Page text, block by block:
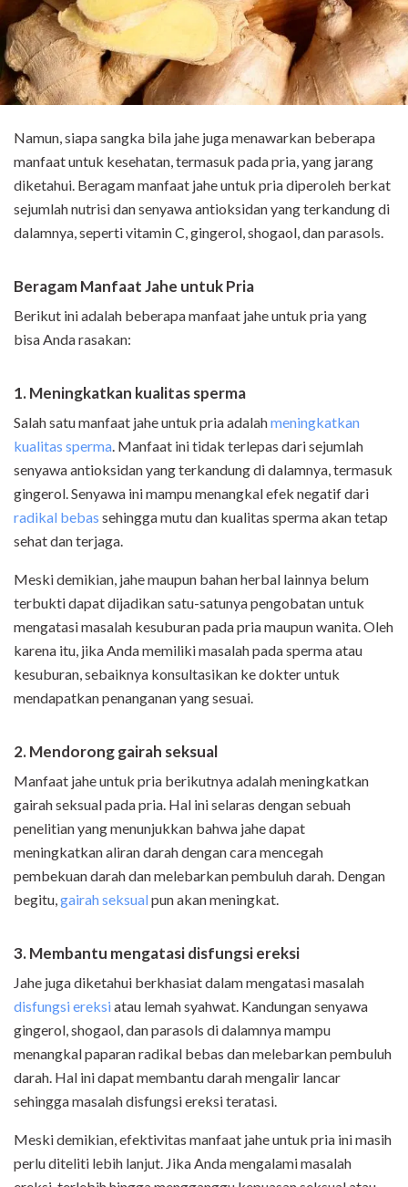
Namun, siapa sangka bila jahe juga menawarkan beberapa
manfaat untuk kesehatan, termasuk pada pria, yang jarang
diketahui. Beragam manfaat jahe untuk pria diperoleh berkat
sejumlah nutrisi dan senyawa antioksidan yang terkandung di
dalamnya, seperti vitamin C, gingerol, shogaol, dan parasols.
Beragam Manfaat Jahe untuk Pria
Berikut ini adalah beberapa manfaat jahe untuk pria yang
bisa Anda rasakan:
1. Meningkatkan kualitas sperma
Salah satu manfaat jahe untuk pria adalahmeningkatkan
kualitas sperma . Manfaat ini tidak terlepas dari sejumlah
senyawa antioksidan yang terkandung di dalamnya, termasuk
gingerol. Senyawa ini mampu menangkal efek negatif dari
radikal bebas sehingga mutu dan kualitas sperma akan tetap
sehat dan terjaga.
Meski demikian, jahe maupun bahan herbal lainnya belum
terbukti dapat dijadikan satu-satunya pengobatan untuk
mengatasi masalah kesuburan pada pria maupun wanita. Oleh
karena itu, jika Anda memiliki masalah pada sperma atau
kesuburan, sebaiknya konsultasikan ke dokter untuk
mendapatkan penanganan yang sesuai.
2. Mendorong gairah seksual
Manfaat jahe untuk pria berikutnya adalah meningkatkan
gairah seksual pada pria. Hal ini selaras dengan sebuah
penelitian yang menunjukkan bahwa jahe dapat
meningkatkan aliran darah dengan cara mencegah
pembekuan darah dan melebarkan pembuluh darah. Dengan
begitu, gairah seksualpun akan meningkat.
3. Membantu mengatasi disfungsi ereksi
Jahe juga diketahui berkhasiat dalam mengatasi masalah
disfungsi ereksiatau lemah syahwat. Kandungan senyawa
gingerol, shogaol, dan parasols di dalamnya mampu
menangkal paparan radikal bebas dan melebarkan pembuluh
darah. Hal ini dapat membantu darah mengalir lancar
sehingga masalah disfungsi ereksi teratasi.
Meski demikian, efektivitas manfaat jahe untuk pria ini masih
perlu diteliti lebih lanjut. Jika Anda mengalami masalah